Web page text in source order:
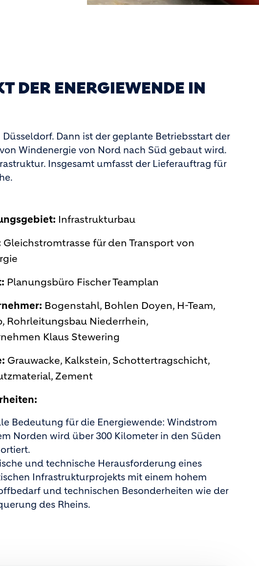
ENERGIEWENDE IN D
Dann ist der geplante Betriebsstart der
Windenergie von Nord nach Süd gebaut wird.
Insgesamt umfasst der Lieferauftrag für
Infrastrukturbau
Gleichstromtrasse für den Transport von
Planungsbüro Fischer Teamplan
Bogenstahl, Bohlen Doyen, H-Team,
Rohrleitungsbau Niederrhein,
Klaus Stewering
Grauwacke, Kalkstein, Schottertragschicht,
Zement
Bedeutung für die Energiewende: Windstrom
Norden wird über 300 Kilometer in den Süden
und technische Herausforderung eines
Infrastrukturprojekts mit einem hohem
und technischen Besonderheiten wie der
des Rheins.